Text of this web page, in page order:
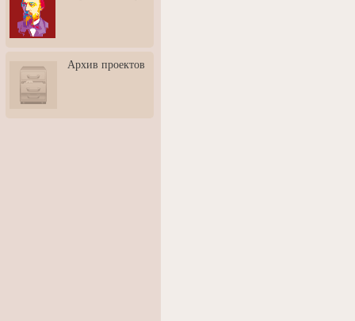
3: Обусловленности
человека и их влияние на
карьеру
скульптором Дмитрием
Тугариновым
АртБульвар в День города
Архив проектов